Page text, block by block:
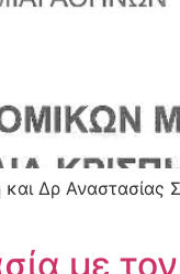
Δρ
με